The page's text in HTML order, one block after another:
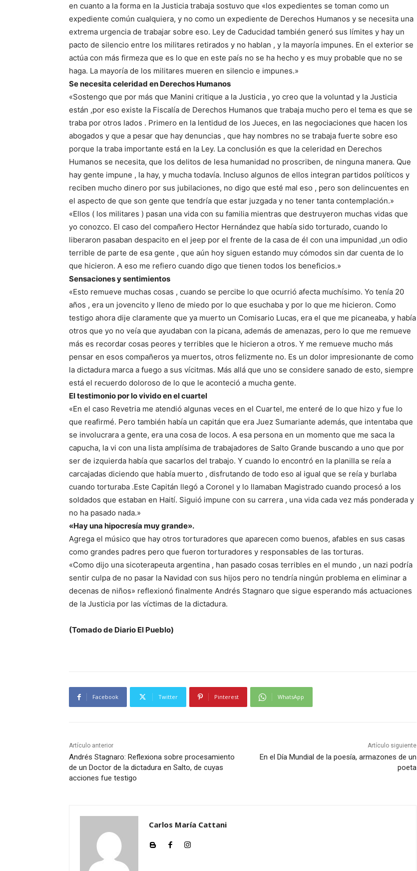
en cuanto a la forma en la Justicia trabaja sostuvo que «los expedientes se toman como un
expediente común cualquiera, y no como un expediente de Derechos Humanos y se necesita una
extrema urgencia de trabajar sobre eso. Ley de Caducidad también generó sus límites y hay un
pacto de silencio entre los militares retirados y no hablan , y la mayoría impunes. En el exterior se
actúa con más firmeza que es lo que en este país no se ha hecho y es muy probable que no se
haga. La mayoría de los militares mueren en silencio e impunes.»
Se necesita celeridad en Derechos Humanos
«Sostengo que por más que Manini critique a la Justicia , yo creo que la voluntad y la Justicia
están ,por eso existe la Fiscalía de Derechos Humanos que trabaja mucho pero el tema es que se
traba por otros lados . Primero en la lentidud de los Jueces, en las negociaciones que hacen los
abogados y que a pesar que hay denuncias , que hay nombres no se trabaja fuerte sobre eso
porque la traba importante está en la Ley. La conclusión es que la celeridad en Derechos
Humanos se necesita, que los delitos de lesa humanidad no proscriben, de ninguna manera. Que
hay gente impune , la hay, y mucha todavía. Incluso algunos de ellos integran partidos políticos y
reciben mucho dinero por sus jubilaciones, no digo que esté mal eso , pero son delincuentes en
el aspecto de que son gente que tendría que estar juzgada y no tener tanta contemplación.»
«Ellos ( los militares ) pasan una vida con su familia mientras que destruyeron muchas vidas que
yo conozco. El caso del compañero Hector Hernández que había sido torturado, cuando lo
liberaron pasaban despacito en el jeep por el frente de la casa de él con una impunidad ,un odio
terrible de parte de esa gente , que aún hoy siguen estando muy cómodos sin dar cuenta de lo
que hicieron. A eso me refiero cuando digo que tienen todos los beneficios.»
Sensaciones y sentimientos
«Esto remueve muchas cosas , cuando se percibe lo que ocurrió afecta muchísimo. Yo tenía 20
años , era un jovencito y lleno de miedo por lo que esuchaba y por lo que me hicieron. Como
testigo ahora dije claramente que ya muerto un Comisario Lucas, era el que me picaneaba, y había
otros que yo no veía que ayudaban con la picana, además de amenazas, pero lo que me remueve
más es recordar cosas peores y terribles que le hicieron a otros. Y me remueve mucho más
pensar en esos compañeros ya muertos, otros felizmente no. Es un dolor impresionante de como
la dictadura marca a fuego a sus vícitmas. Más allá que uno se considere sanado de esto, siempre
está el recuerdo doloroso de lo que le aconteció a mucha gente.
El testimonio por lo vivido en el cuartel
«En el caso Revetria me atendió algunas veces en el Cuartel, me enteré de lo que hizo y fue lo
que reafirmé. Pero también había un capitán que era Juez Sumariante además, que intentaba que
se involucrara a gente, era una cosa de locos. A esa persona en un momento que me saca la
capucha, la vi con una lista amplísima de trabajadores de Salto Grande buscando a uno que por
ser de izquierda había que sacarlos del trabajo. Y cuando lo encontró en la planilla se reía a
carcajadas diciendo que había muerto , disfrutando de todo eso al igual que se reía y burlaba
cuando torturaba .Este Capitán llegó a Coronel y lo llamaban Magistrado cuando procesó a los
soldados que estaban en Haití. Siguió impune con su carrera , una vida cada vez más ponderada y
no ha pasado nada.»
«Hay una hipocresía muy grande».
Agrega el músico que hay otros torturadores que aparecen como buenos, afables en sus casas
como grandes padres pero que fueron torturadores y responsables de las torturas.
«Como dijo una sicoterapeuta argentina , han pasado cosas terribles en el mundo , un nazi podría
sentir culpa de no pasar la Navidad con sus hijos pero no tendría ningún problema en eliminar a
decenas de niños» reflexionó finalmente Andrés Stagnaro que sigue esperando más actuaciones
de la Justicia por las víctimas de la dictadura.
(Tomado de Diario El Pueblo)
Facebook Twitter Pinterest WhatsApp
Artículo anterior
Andrés Stagnaro: Reflexiona sobre procesamiento
de un Doctor de la dictadura en Salto, de cuyas
acciones fue testigo
Artículo siguiente
En el Día Mundial de la poesía, armazones de un
poeta
Carlos María Cattani